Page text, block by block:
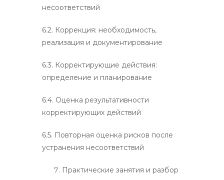
несоответствий
6.2. Коррекция: необходимость,
реализация и документирование
6.3. Корректирующие действия:
определение и планирование
6.4. Оценка результативности
корректирующих действий
6.5. Повторная оценка рисков после
устранения несоответствий
Практические занятия и разбор